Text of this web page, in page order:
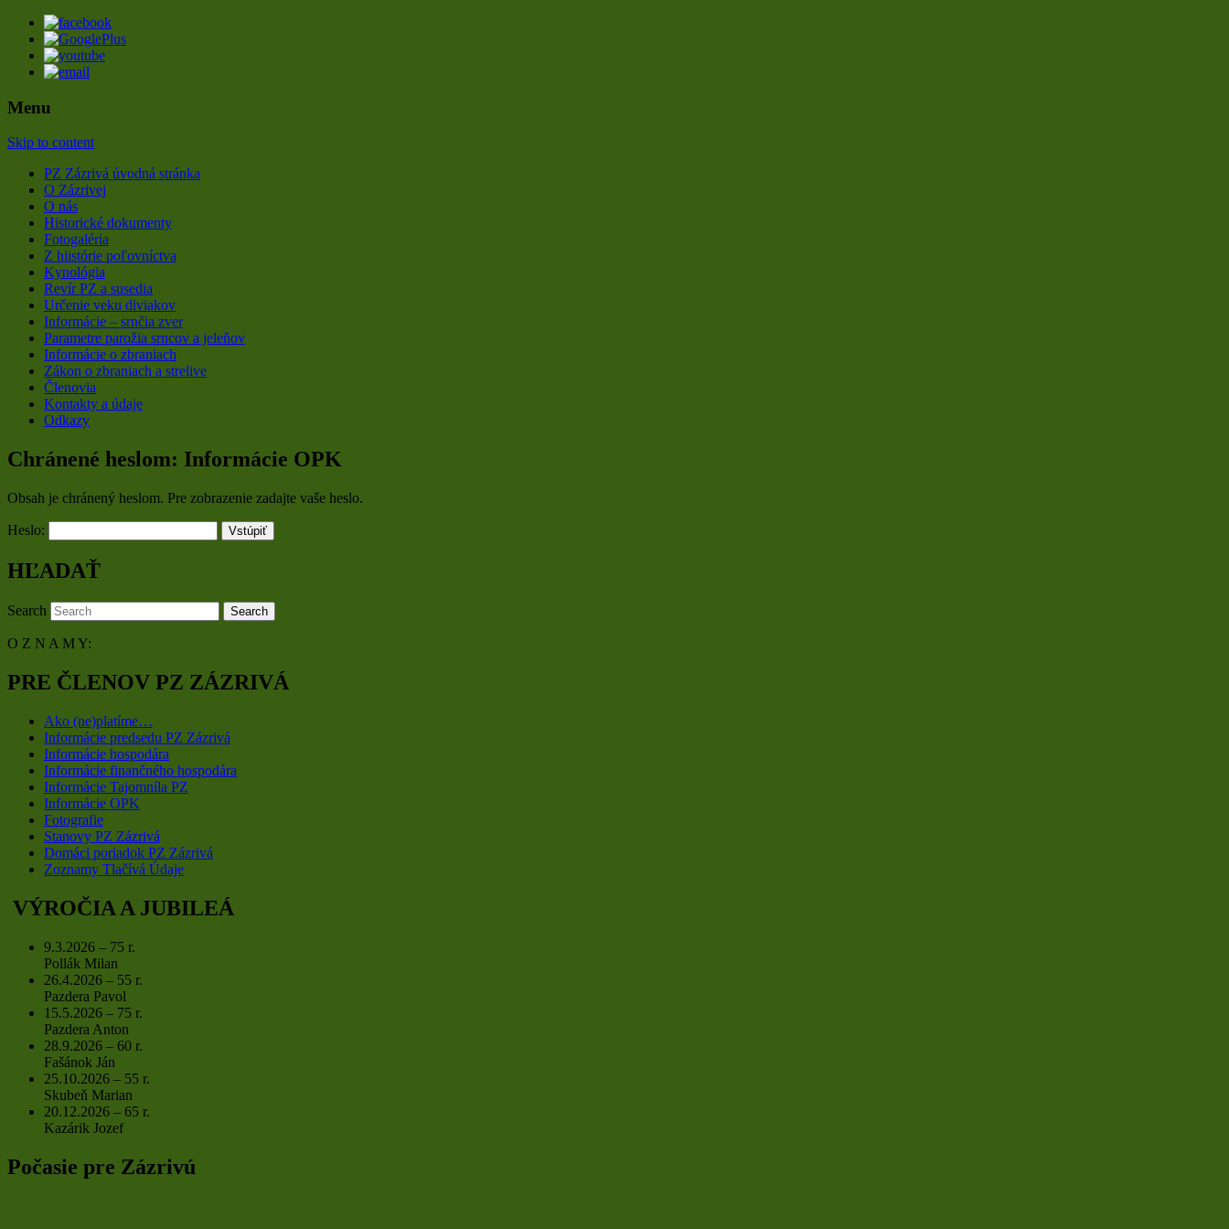
Poľovnívke združenie Zázrivá
Menu
Skip to content
PZ Zázrivá úvodná stránka
O Zázrivej
O nás
Historické dokumenty
Fotogaléria
Z hiistórie poľovníctva
Kynológia
Revír PZ a susedia
Určenie veku diviakov
Informácie – srnčia zver
Parametre parožia srncov a jeleňov
Informácie o zbraniach
Zákon o zbraniach a strelive
Členovia
Kontakty a údaje
Odkazy
Chránené heslom: Informácie OPK
Obsah je chránený heslom. Pre zobrazenie zadajte vaše heslo.
Heslo:
HĽADAŤ
Search
O Z N A M Y:
PRE ČLENOV PZ ZÁZRIVÁ
Ako (ne)platíme…
Informácie predsedu PZ Zázrivá
Informácie hospodára
Informácie finančného hospodára
Informácie Tajomníla PZ
Informácie OPK
Fotografie
Stanovy PZ Zázrivá
Domáci poriadok PZ Zázrivá
Zoznamy Tlačívá Údaje
VÝROČIA A JUBILEÁ
9.3.2026 – 75 r.
Pollák Milan
26.4.2026 – 55 r.
Pazdera Pavol
15.5.2026 – 75 r.
Pazdera Anton
28.9.2026 – 60 r.
Fašánok Ján
25.10.2026 – 55 r.
Skubeň Marian
20.12.2026 – 65 r.
Kazárik Jozef
Počasie pre Zázrivú